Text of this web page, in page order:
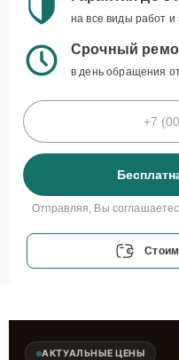
на все виды работ и
Срочный
в день обращения
Отправляя, Вы
АКТУАЛЬНЫЕ ЦЕНЫ